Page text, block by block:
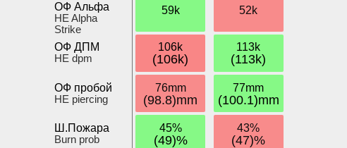
ОФ Альфа
HE Alpha
Strike
ОФ ДПМ
HE dpm
ОФ пробой
HE piercing
Ш.Пожара
Burn prob
59k
106k
(106k)
76mm
(98.8)mm
45%
(49)%
52k
113k
(113k)
77mm
(100.1)mm
43%
(47)%